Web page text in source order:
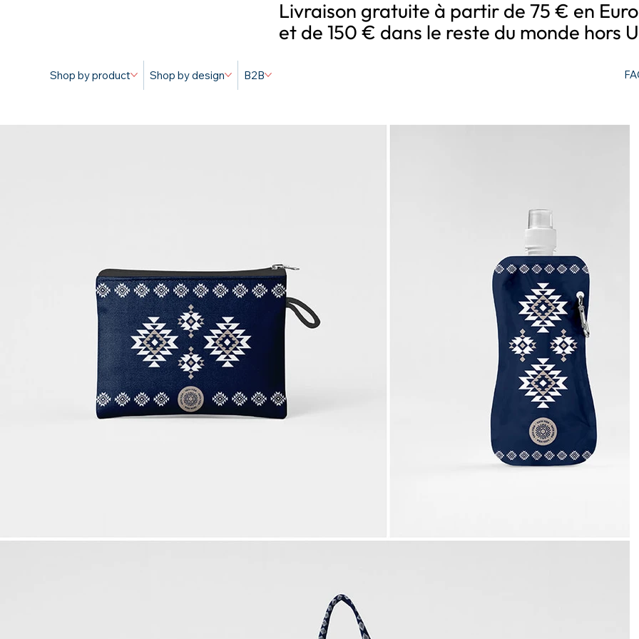
Shop by product Shop by design B2B
Livraison gratuite à partir de 75 € en
et de 150 € dans le reste du monde hors